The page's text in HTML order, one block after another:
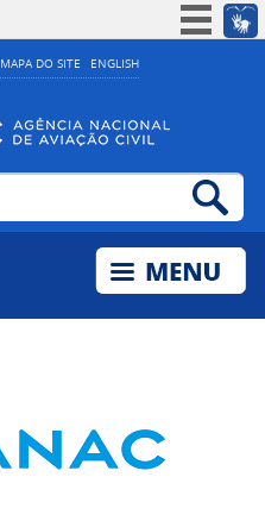
MAPA DO SITE ENGLISH
Simplifique!
Acesso à informação
Legislação